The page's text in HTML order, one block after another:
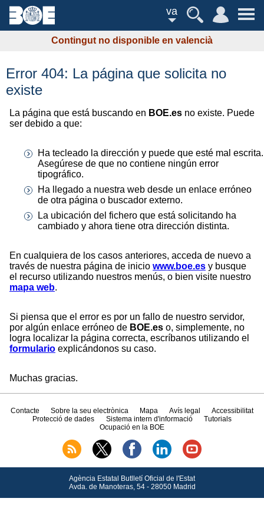
va
Contingut no disponible en valencià
Error 404: La página que solicita no
existe
La página que está buscando en BOE.es no existe. Puede
ser debido a que:
Ha tecleado la dirección y puede que esté mal escrita.
Asegúrese de que no contiene ningún error
tipográfico.
Ha llegado a nuestra web desde un enlace erróneo
de otra página o buscador externo.
La ubicación del fichero que está solicitando ha
cambiado y ahora tiene otra dirección distinta.
En cualquiera de los casos anteriores, acceda de nuevo a
través de nuestra página de inicio www.boe.es y busque
el recurso utilizando nuestros menús, o bien visite nuestro
mapa web.
Si piensa que el error es por un fallo de nuestro servidor,
por algún enlace erróneo de BOE.es o, simplemente, no
logra localizar la página correcta, escríbanos utilizando el
formulario explicándonos su caso.
Muchas gracias.
Contacte Sobre la seu electrònica Mapa Avís legal
Accessibilitat
Protecció de dades
Sistema intern d'informació
Tutorials
Ocupació en la BOE
Agència Estatal Butlletí Oficial de l'Estat
Avda.de Manoteras, 54 - 28050 Madrid